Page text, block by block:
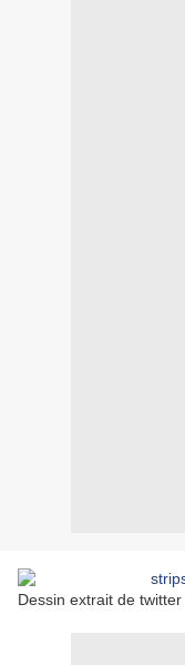
Dessin extrait de twitter